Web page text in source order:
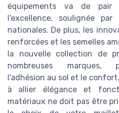
équipements va de
l'excellence, soulignée
nationales. De plus, les
renforcées et les semelles
la nouvelle collection de
nombreuses marques,
l'adhésion au sol et le
à allier élégance et
matériaux ne doit pas être